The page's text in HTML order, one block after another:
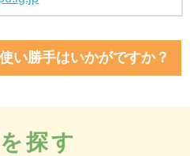
い勝手はいかがですか？
探す